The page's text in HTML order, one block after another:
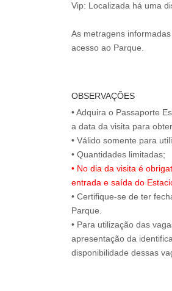
Vip: Localizada há uma
As metragens
acesso ao Parque.
OBSERVAÇÕES
• Adquira o Passaporte
a data da visita para
• Válido somente para
• No dia da visita é
entrada e saída do
• Certifique-se de ter
Parque.
• Para utilização das
apresentação da
disponibilidade dessas